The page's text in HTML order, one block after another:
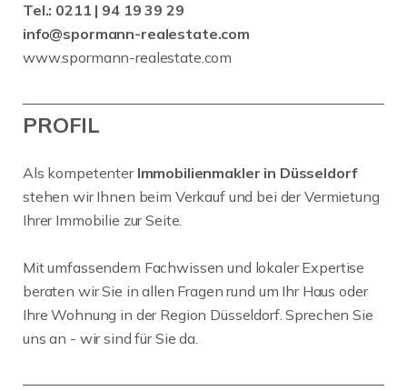
Tel.: 0211 | 94 19 39 29
info@spormann-realestate.com
www.spormann-realestate.com
PROFIL
Als kompetenter Immobilienmakler in Düsseldorf
stehen wir Ihnen beim Verkauf und bei der Vermietung
Ihrer Immobilie zur Seite.
Mit umfassendem Fachwissen und lokaler Expertise
beraten wir Sie in allen Fragen rund um Ihr Haus oder
Ihre Wohnung in der Region Düsseldorf. Sprechen Sie
uns an - wir sind für Sie da.